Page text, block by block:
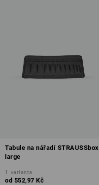
Tabule na nářadí STRAUSSbox
large
1 varianta
od 552,97 Kč